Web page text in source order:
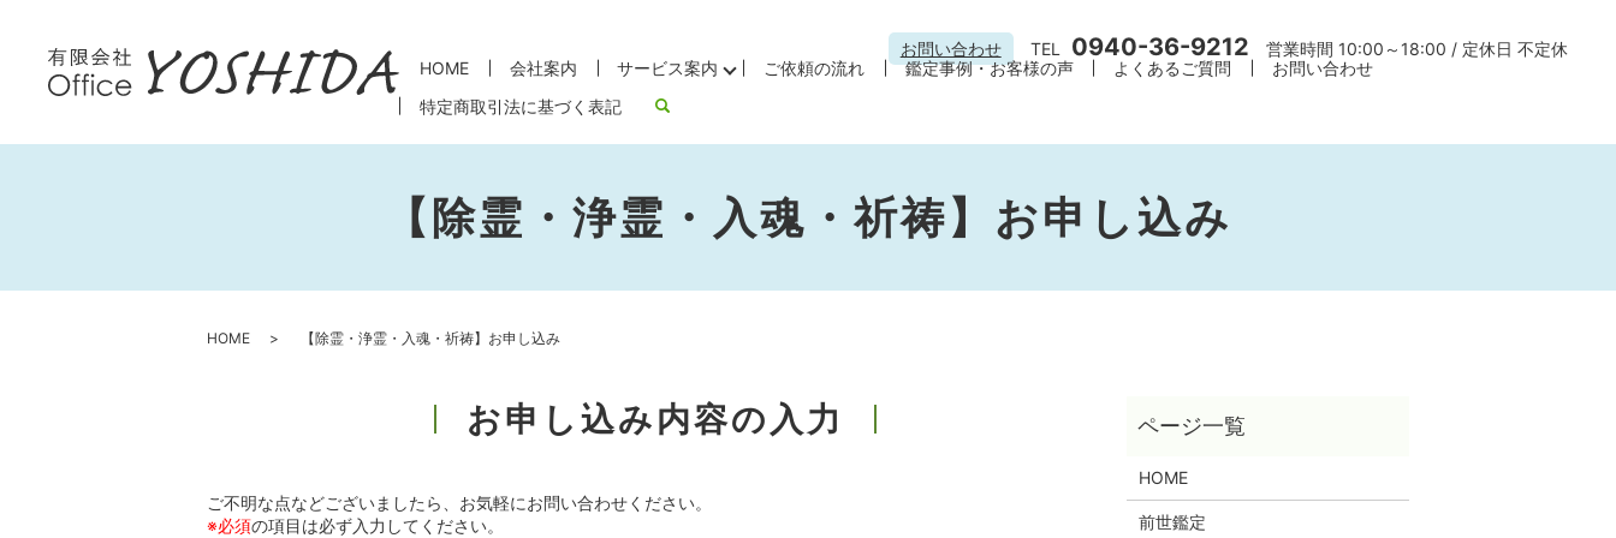
お問い合わせ TEL 0940-36-9212
営業時間 10:00～18:00 / 定休日 不定休
HOME
会社案内 サービス案内 ご依頼の流れ 鑑定事例・お客様の声 よくあるご質問
お問い合わせ
特定商取引法に基づく表記
【除霊・浄霊・入魂・祈祷】お申し込み
HOME 【除霊・浄霊・入魂・祈祷】お申し込み
お申し込み内容の入力
ご不明な点などございましたら、お気軽にお問い合わせください。
※必須の項目は必ず入力してください。
HOME
前世鑑定